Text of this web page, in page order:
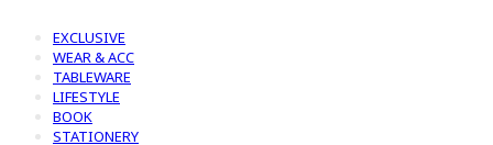
EXCLUSIVE
WEAR & ACC
TABLEWARE
LIFESTYLE
BOOK
STATIONERY